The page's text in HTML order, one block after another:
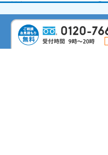
対応エリア
会社概要